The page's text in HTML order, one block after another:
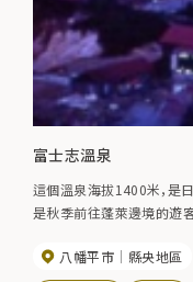
富士志溫泉
這個溫泉海拔1400米，是
是秋季前往蓬萊邊境的遊
八幡平市 縣央地區